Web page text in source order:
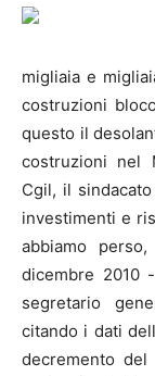
migliaia e
costruzioni
questo il
costruzioni nel
Cgil, il
investimenti e
abbiamo
dicembre 2010
segretario
citando i dati
decremento